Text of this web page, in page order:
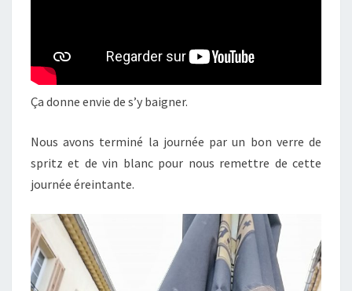
Ça donne envie de s’y baigner.
Nous avons terminé la journée par un bon verre de
spritz et de vin blanc pour nous remettre de cette
journée éreintante.